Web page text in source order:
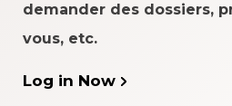
demander des dossiers,
vous, etc.
Log in Now